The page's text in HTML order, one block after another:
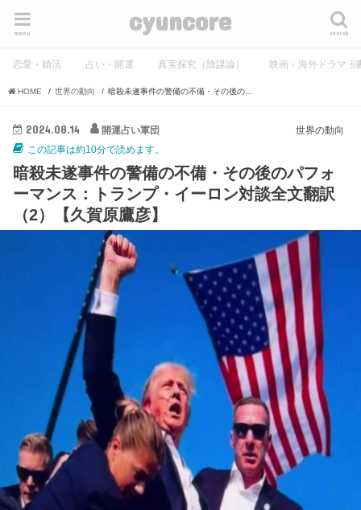
cyuncore search
menu
恋愛・婚活 占い・開運 真実探究（陰謀論） 映画・海外ドラマ・
HOME 世界の動向
世界の動向
2024.08.14
開運占い軍団
この記事は約10分で読めます。
暗殺未遂事件の警備の不備・その後のパフォ
ーマンス：トランプ・イーロン対談全文翻訳
（2）【久賀原鷹彦】